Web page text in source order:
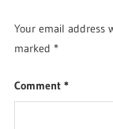
Your email address
marked *
Comment *